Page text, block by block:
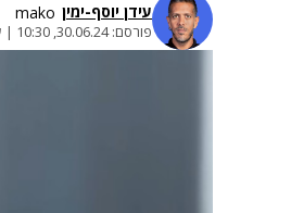
עידן יוסף-ימין mako
פורסם:30.06.24, 10:30
|